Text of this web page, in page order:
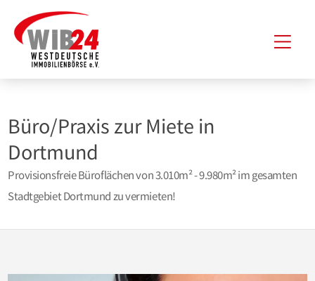
Inhalt
springen
Büro/Praxis zur Miete in
Dortmund
Provisionsfreie Büroflächen von 3.010m² - 9.980m² im gesamten
Stadtgebiet Dortmund zu vermieten!